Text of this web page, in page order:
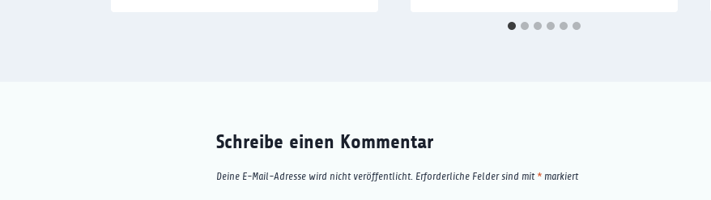
Schreibe einen Kommentar
Deine E-Mail-Adresse wird nicht veröffentlicht. Erforderliche Felder sind mit * markiert